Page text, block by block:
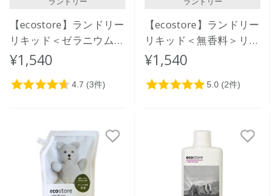
【ecostore】ランドリー
リキッド＜ゼラニウム＆
オレンジ＞リフィルパッ
ク1L
¥1,540
【ecostore】ランドリー
リキッド＜無香料＞リフ
ィルパック1L
¥1,540